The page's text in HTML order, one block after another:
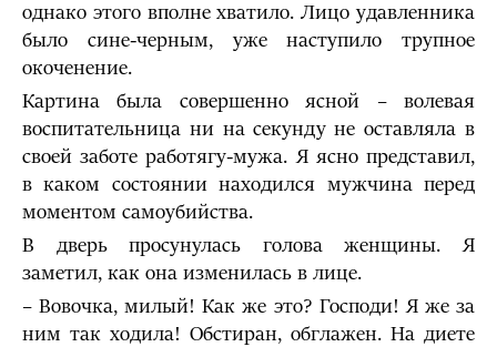
однако этого вполне хватило. Лицо удавленника
было сине-черным, уже наступило трупное
окоченение.
Картина была совершенно ясной – волевая
воспитательница ни на секунду не оставляла в
своей заботе работягу-мужа. Я ясно представил,
в каком состоянии находился мужчина перед
моментом самоубийства.
В дверь просунулась голова женщины. Я
заметил, как она изменилась в лице.
– Вовочка, милый! Как же это? Господи! Я же за
ним так ходила! Обстиран, обглажен. На диете